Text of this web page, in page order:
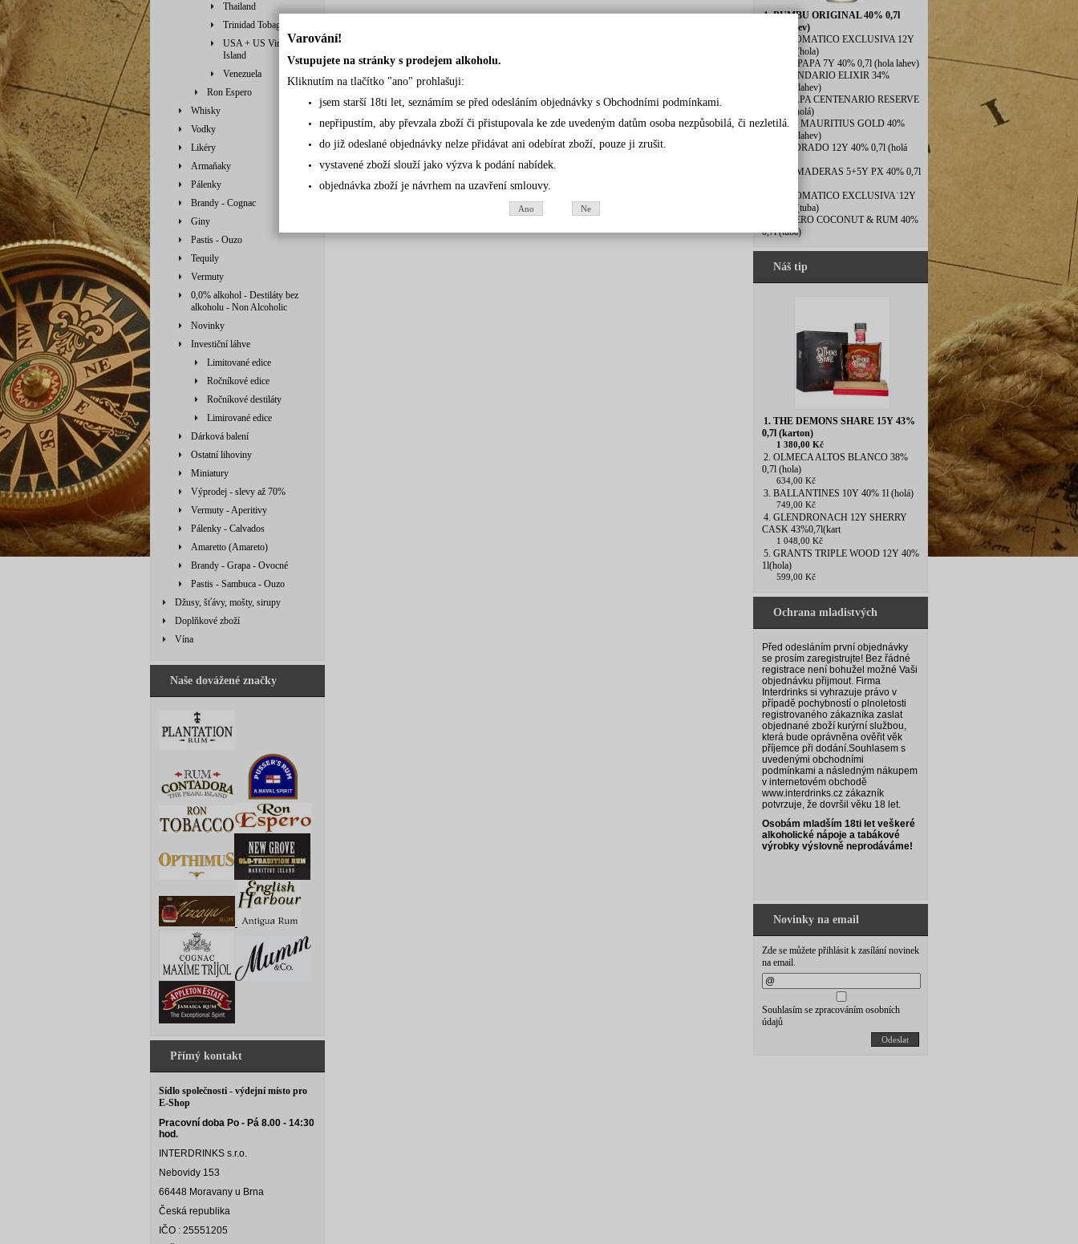
Thailand
Trinidad Tobago
USA + US Virgin
Island
Venezuela
Ron Espero
Whisky
Vodky
Likéry
Armaňaky
Pálenky
Brandy - Cognac
Giny
Pastis - Ouzo
Tequily
Vermuty
0,0% alkohol - Destiláty bez
alkoholu - Non Alcoholic
Novinky
Investiční láhve
Limitované edice
Ročníkové edice
Ročníkové destiláty
Limirované edice
Dárková balení
Ostatní lihoviny
Miniatury
Výprodej - slevy až 70%
Vermuty - Aperitivy
Pálenky - Calvados
Amaretto (Amareto)
Brandy - Grapa - Ovocné
Pastis - Sambuca - Ouzo
Džusy, šťávy, mošty, sirupy
Doplňkové zboží
Vína
Naše dovážené značky
Přímý kontakt
Sídlo společnosti - výdejní místo pro
E-Shop
Pracovní doba Po - Pá 8.00 - 14:30
hod.
INTERDRINKS s.r.o.
Nebovidy 153
66448 Moravany u Brna
Česká republika
IČO : 25551205
1. BUMBU ORIGINAL 40% 0,7l
(hola lahev)
2. DIPLOMATICO EXCLUSIVA 12Y
40% 0,7l(hola)
3. DON PAPA 7Y 40% 0,7l (hola lahev)
4. LEGENDARIO ELIXIR 34%
0,7l(hola lahev)
5. ZACAPA CENTENARIO RESERVE
40% 1l (holá)
6. BLUE MAURITIUS GOLD 40%
0,7l(hola lahev)
7. EL DORADO 12Y 40% 0,7l (holá
8. DOS MADERAS 5+5Y PX 40% 0,7l
9. DIPLOMATICO EXCLUSIVA˙12Y
40% 0,7l(tuba)
10. ESPERO COCONUT & RUM 40%
0,7l (tuba)
Náš tip
1. THE DEMONS SHARE 15Y 43%
0,7l (karton)
1 380,00 Kč
2. OLMECA ALTOS BLANCO 38%
0,7l (hola)
634,00 Kč
3. BALLANTINES 10Y 40% 1l (holá)
749,00 Kč
4. GLENDRONACH 12Y SHERRY
CASK 43%0,7l(kart
1 048,00 Kč
5. GRANTS TRIPLE WOOD 12Y 40%
1l(hola)
599,00 Kč
Ochrana mladistvých
Před odesláním první objednávky
se prosím zaregistrujte! Bez řádné
registrace není bohužel možné Vaši
objednávku přijmout. Firma
Interdrinks si vyhrazuje právo v
případě pochybností o plnoletosti
registrovaného zákazníka zaslat
objednané zboží kurýrní službou,
která bude oprávněna ověřit věk
příjemce při dodání.Souhlasem s
uvedenými obchodními
podmínkami a následným nákupem
v internetovém obchodě
www.interdrinks.cz zákazník
potvrzuje, že dovršil věku 18 let.
Osobám mladším 18ti let veškeré
alkoholické nápoje a tabákové
výrobky výslovně neprodáváme!
Novinky na email
Zde se můžete přihlásit k zasílání novinek
na email.
Souhlasím se zpracováním osobních
údajů
Odeslat
Varování!
Vstupujete na stránky s prodejem alkoholu.
Kliknutím na tlačítko "ano" prohlašuji:
jsem starší 18ti let, seznámím se před odesláním objednávky s Obchodními podmínkami.
nepřipustím, aby převzala zboží či přistupovala ke zde uvedeným datům osoba nezpůsobilá, či nezletilá.
do již odeslané objednávky nelze přidávat ani odebírat zboží, pouze ji zrušit.
vystavené zboží slouží jako výzva k podání nabídek.
objednávka zboží je návrhem na uzavření smlouvy.
Ano Ne